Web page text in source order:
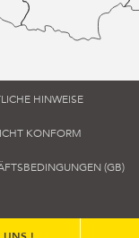
HINWEISE
KONFORM
(GB)